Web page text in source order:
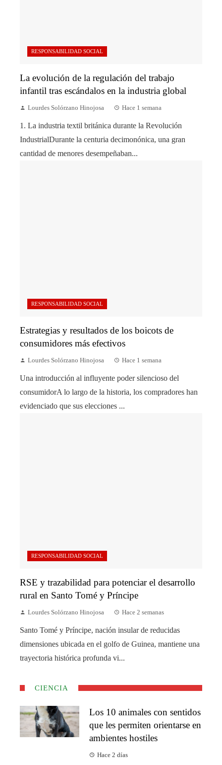
RESPONSABILIDAD SOCIAL
La evolución de la regulación del trabajo
infantil tras escándalos en la industria global
Lourdes Solórzano Hinojosa Hace 1 semana
1. La industria textil británica durante la Revolución
IndustrialDurante la centuria decimonónica, una gran
cantidad de menores desempeñaban...
RESPONSABILIDAD SOCIAL
Estrategias y resultados de los boicots de
consumidores más efectivos
Lourdes Solórzano Hinojosa Hace 1 semana
Una introducción al influyente poder silencioso del
consumidorA lo largo de la historia, los compradores han
evidenciado que sus elecciones ...
RESPONSABILIDAD SOCIAL
RSE y trazabilidad para potenciar el desarrollo
rural en Santo Tomé y Príncipe
Lourdes Solórzano Hinojosa Hace 2 semanas
Santo Tomé y Príncipe, nación insular de reducidas
dimensiones ubicada en el golfo de Guinea, mantiene una
trayectoria histórica profunda vi...
CIENCIA
Los 10 animales con sentidos
que les permiten orientarse en
ambientes hostiles
Hace 2 días